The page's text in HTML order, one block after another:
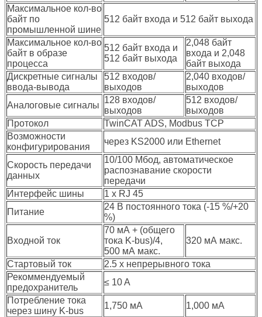
Максимальное кол-во
байт по
промышленной шине
512 байт входа и 512 байт выхода
Максимальное кол-во
байт в образе
процесса
512 байт входa и
512 байт выхода
2,048 байт
входа и 2,048
байт выхода
Дискретные сигналы
ввода-вывода
512 входов/
выходов
2,040 входов/
выходов
Аналоговые сигналы
128 входов/
выходов
512 входов/
выходов
Протокол
TwinCAT ADS, Modbus TCP
Возможности
конфигурирования
через KS2000 или Ethernet
Скорость передачи
данных
10/100 Мбод, автоматическое
распознавание скорости
передачи
Интерфейс шины
1 x RJ 45
Питание
24 В постоянного тока (-15 %/+20
%)
Входной ток
70 мА + (общего
тока K-bus)/4,
500 мА макс.
320 мА макс.
Стартовый ток
2.5 x непрерывного тока
Рекоммендуемый
предохранитель
≤ 10 A
Потребление тока
через шину K-bus
1,750 мА 1,000 мА